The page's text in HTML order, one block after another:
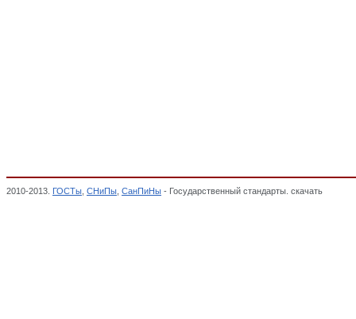
2010-2013. ГОСТы СНиПы СанПиНы - Государственный стандарты. скачать